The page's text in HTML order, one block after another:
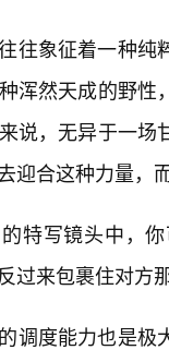
往象征着一种
浑然天成的野
说，无异于一
迎合这种力量，
特写镜头中，
过来包裹住对方
调度能力也是极